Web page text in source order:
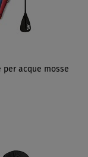
per acque mosse